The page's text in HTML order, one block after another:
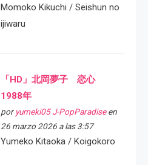
Momoko Kikuchi / Seishun no
ijiwaru
「HD」北岡夢子 恋心
1988年
por yumeki05 J-PopParadiseen
26 marzo 2026 a las 3:57
Yumeko Kitaoka / Koigokoro